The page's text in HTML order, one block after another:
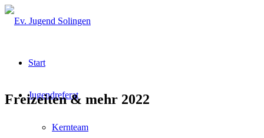
Start
Jugendreferat
Kernteam
Freizeiten & mehr 2022